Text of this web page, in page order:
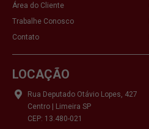
Área do Cliente
Trabalhe Conosco
Contato
LOCAÇÃO
Rua Deputado Otávio Lopes, 427
Centro | Limeira SP
CEP: 13.480-021